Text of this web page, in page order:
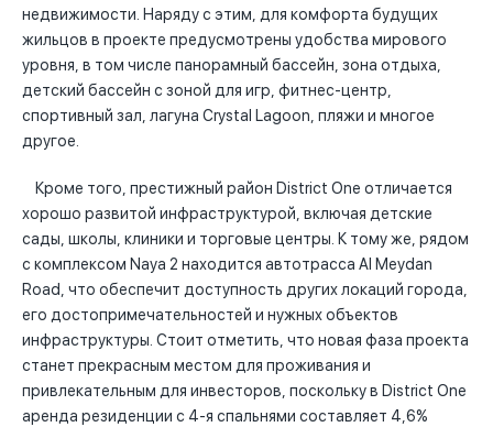
недвижимости. Наряду с этим, для комфорта будущих
жильцов в проекте предусмотрены удобства мирового
уровня, в том числе панорамный бассейн, зона отдыха,
детский бассейн с зоной для игр, фитнес-центр,
спортивный зал, лагуна Crystal Lagoon, пляжи и многое
другое.
Кроме того, престижный район District One отличается
хорошо развитой инфраструктурой, включая детские
сады, школы, клиники и торговые центры. К тому же, рядом
с комплексом Naya 2 находится автотрасса Al Meydan
Road, что обеспечит доступность других локаций города,
его достопримечательностей и нужных объектов
инфраструктуры. Стоит отметить, что новая фаза проекта
станет прекрасным местом для проживания и
привлекательным для инвесторов, поскольку в District One
аренда резиденции с 4-я спальнями составляет 4,6%